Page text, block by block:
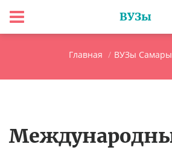
ВУЗы
Главная ВУЗы Самары